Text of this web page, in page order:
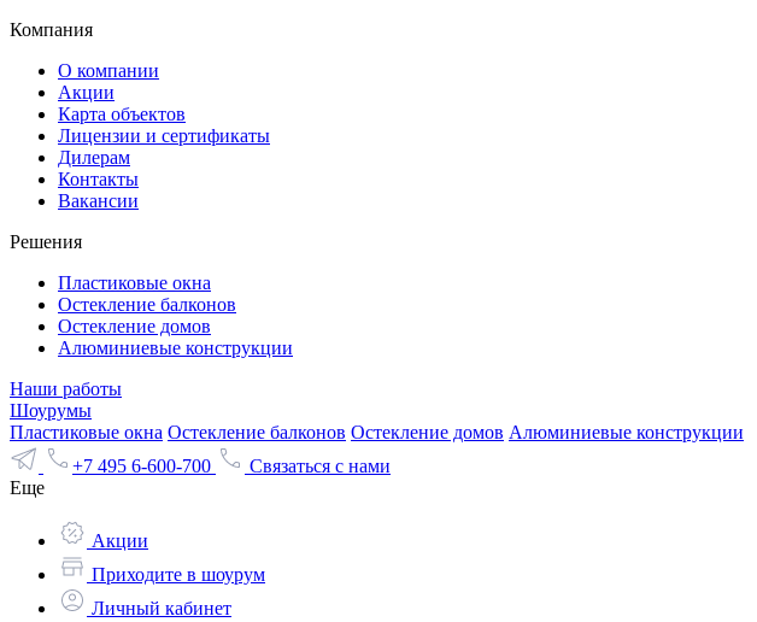
Компания
О компании
Акции
Карта объектов
Лицензии и сертификаты
Дилерам
Контакты
Вакансии
Решения
Пластиковые окна
Остекление балконов
Остекление домов
Алюминиевые конструкции
Наши работы
Шоурумы
Пластиковые окна Остекление балконов Остекление домов Алюминиевые конструкции
+7 495 6-600-700
Связаться с нами
Еще
Акции
Приходите в шоурум
Личный кабинет